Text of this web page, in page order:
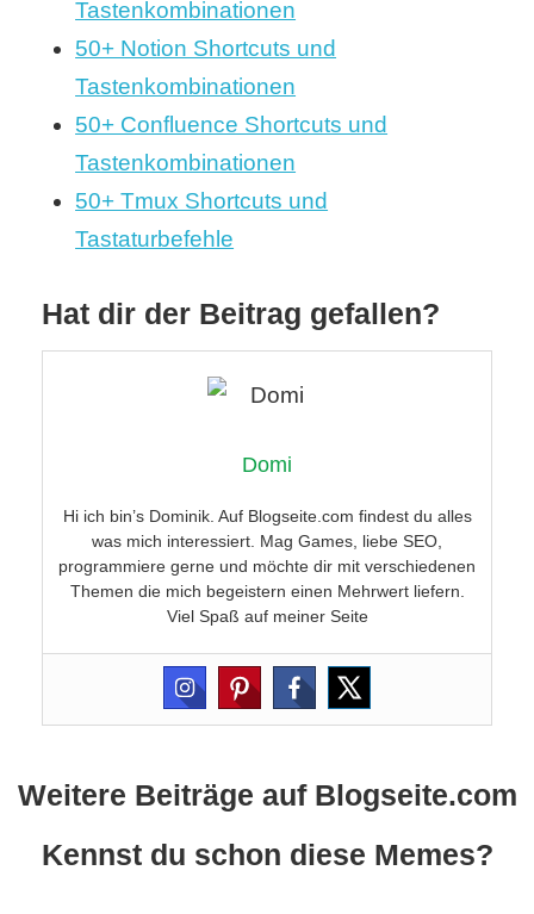
Tastenkombinationen
50+ Notion Shortcuts und
Tastenkombinationen
50+ Confluence Shortcuts und
Tastenkombinationen
50+ Tmux Shortcuts und
Tastaturbefehle
Hat dir der Beitrag gefallen?
Domi
Hi ich bin’s Dominik. Auf Blogseite.com findest du alles
was mich interessiert. Mag Games, liebe SEO,
programmiere gerne und möchte dir mit verschiedenen
Themen die mich begeistern einen Mehrwert liefern.
Viel Spaß auf meiner Seite
Weitere Beiträge auf Blogseite.com
Kennst du schon diese Memes?